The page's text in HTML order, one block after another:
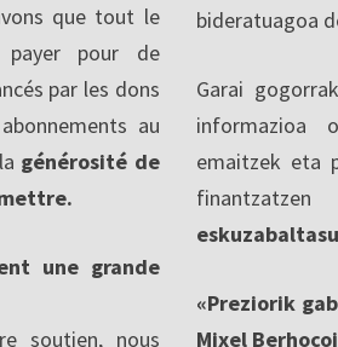
que tout le
pour de
par les dons
au
générosité de
une grande
soutien, nous
bideratuagoa
Garai
informazioa
emaitzek eta
«Preziorik
Mixel